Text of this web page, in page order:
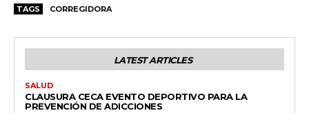
TAGS CORREGIDORA
LATEST ARTICLES
SALUD
CLAUSURA CECA EVENTO DEPORTIVO PARA LA
PREVENCIÓN DE ADICCIONES